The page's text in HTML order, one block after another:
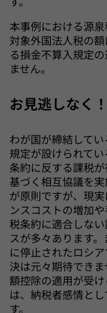
本事例における源
対象外国法人税の
る損金不算入規定
ません。
お見逃しなく！
わが国が締結して
規定が設けられて
条約に反する課税
基づく相互協議を
が原則ですが、現
ンスコストの増加
税条約に適合しな
スが多々あります
に停止されたロシ
決は元々期待でき
額控除の適用が受
は、納税者感情と
す。